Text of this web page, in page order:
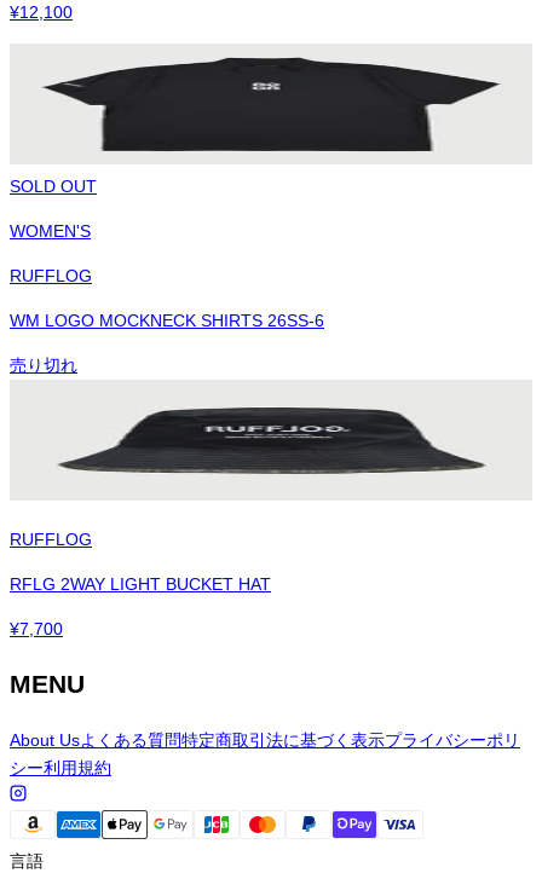
¥12,100
SOLD OUT
WOMEN'S
RUFFLOG
WM LOGO MOCKNECK SHIRTS 26SS-6
売り切れ
RUFFLOG
RFLG 2WAY LIGHT BUCKET HAT
¥7,700
MENU
About Usよくある質問特定商取引法に基づく表示プライバシーポリ
シー利用規約
言語